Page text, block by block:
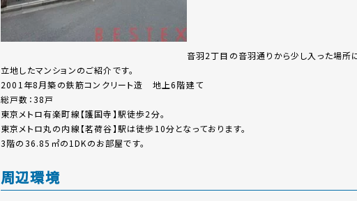
音羽2丁目の音羽通りから少し入った場所
立地したマンションのご紹介です。
2001年8月築の鉄筋コンクリート造 地上6階建て
総戸数：38戸
東京メトロ有楽町線【護国寺】駅徒歩2分。
東京メトロ丸の内線【茗荷谷】駅は徒歩10分となっております。
3階の36.85㎡の1DKのお部屋です。
周辺環境